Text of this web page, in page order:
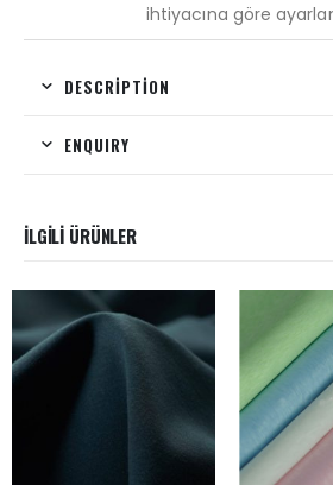
ihtiyacına göre
DESCRIPTION
ENQUIRY
İLGILI ÜRÜNLER